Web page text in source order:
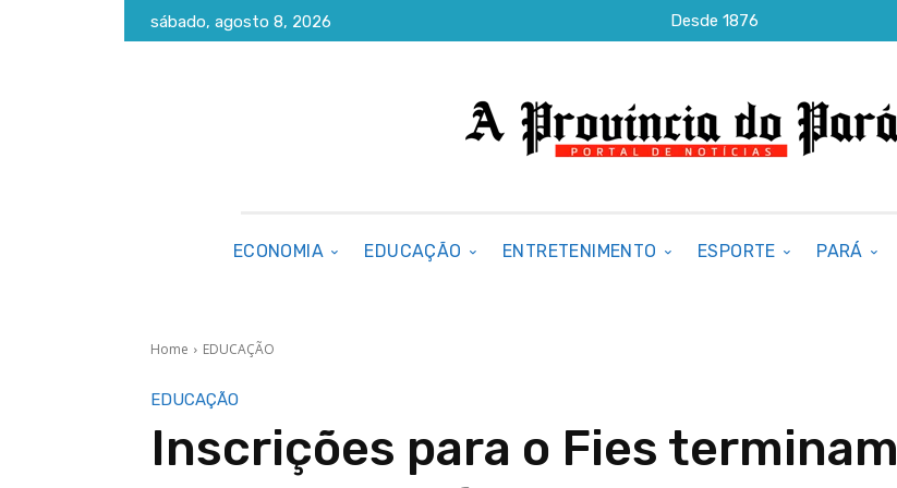
sábado, agosto 8, 2026 Desde 1876
ECONOMIA EDUCAÇÃO ENTRETENIMENTO ESPORTE PARÁ
Home EDUCAÇÃO
EDUCAÇÃO
Inscrições para o Fies terminam